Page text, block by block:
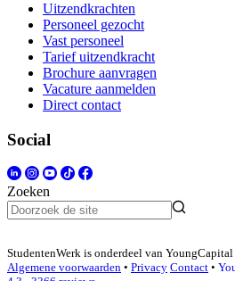
Uitzendkrachten
Personeel gezocht
Vast personeel
Tarief uitzendkracht
Brochure aanvragen
Vacature aanmelden
Direct contact
Social
Zoeken
StudentenWerk is onderdeel van
Algemene voorwaarden • Privacy Contact •